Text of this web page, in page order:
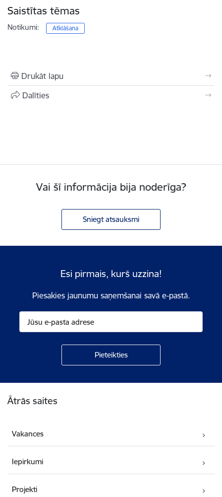
Saistītas tēmas
Notikumi: Atklāšana
Drukāt lapu
Dalīties
Vai šī informācija bija noderīga?
Sniegt atsauksmi
Esi pirmais, kurš uzzina!
Piesakies jaunumu saņemšanai savā e-pastā.
Ātrās saites
Vakances
Iepirkumi
Projekti